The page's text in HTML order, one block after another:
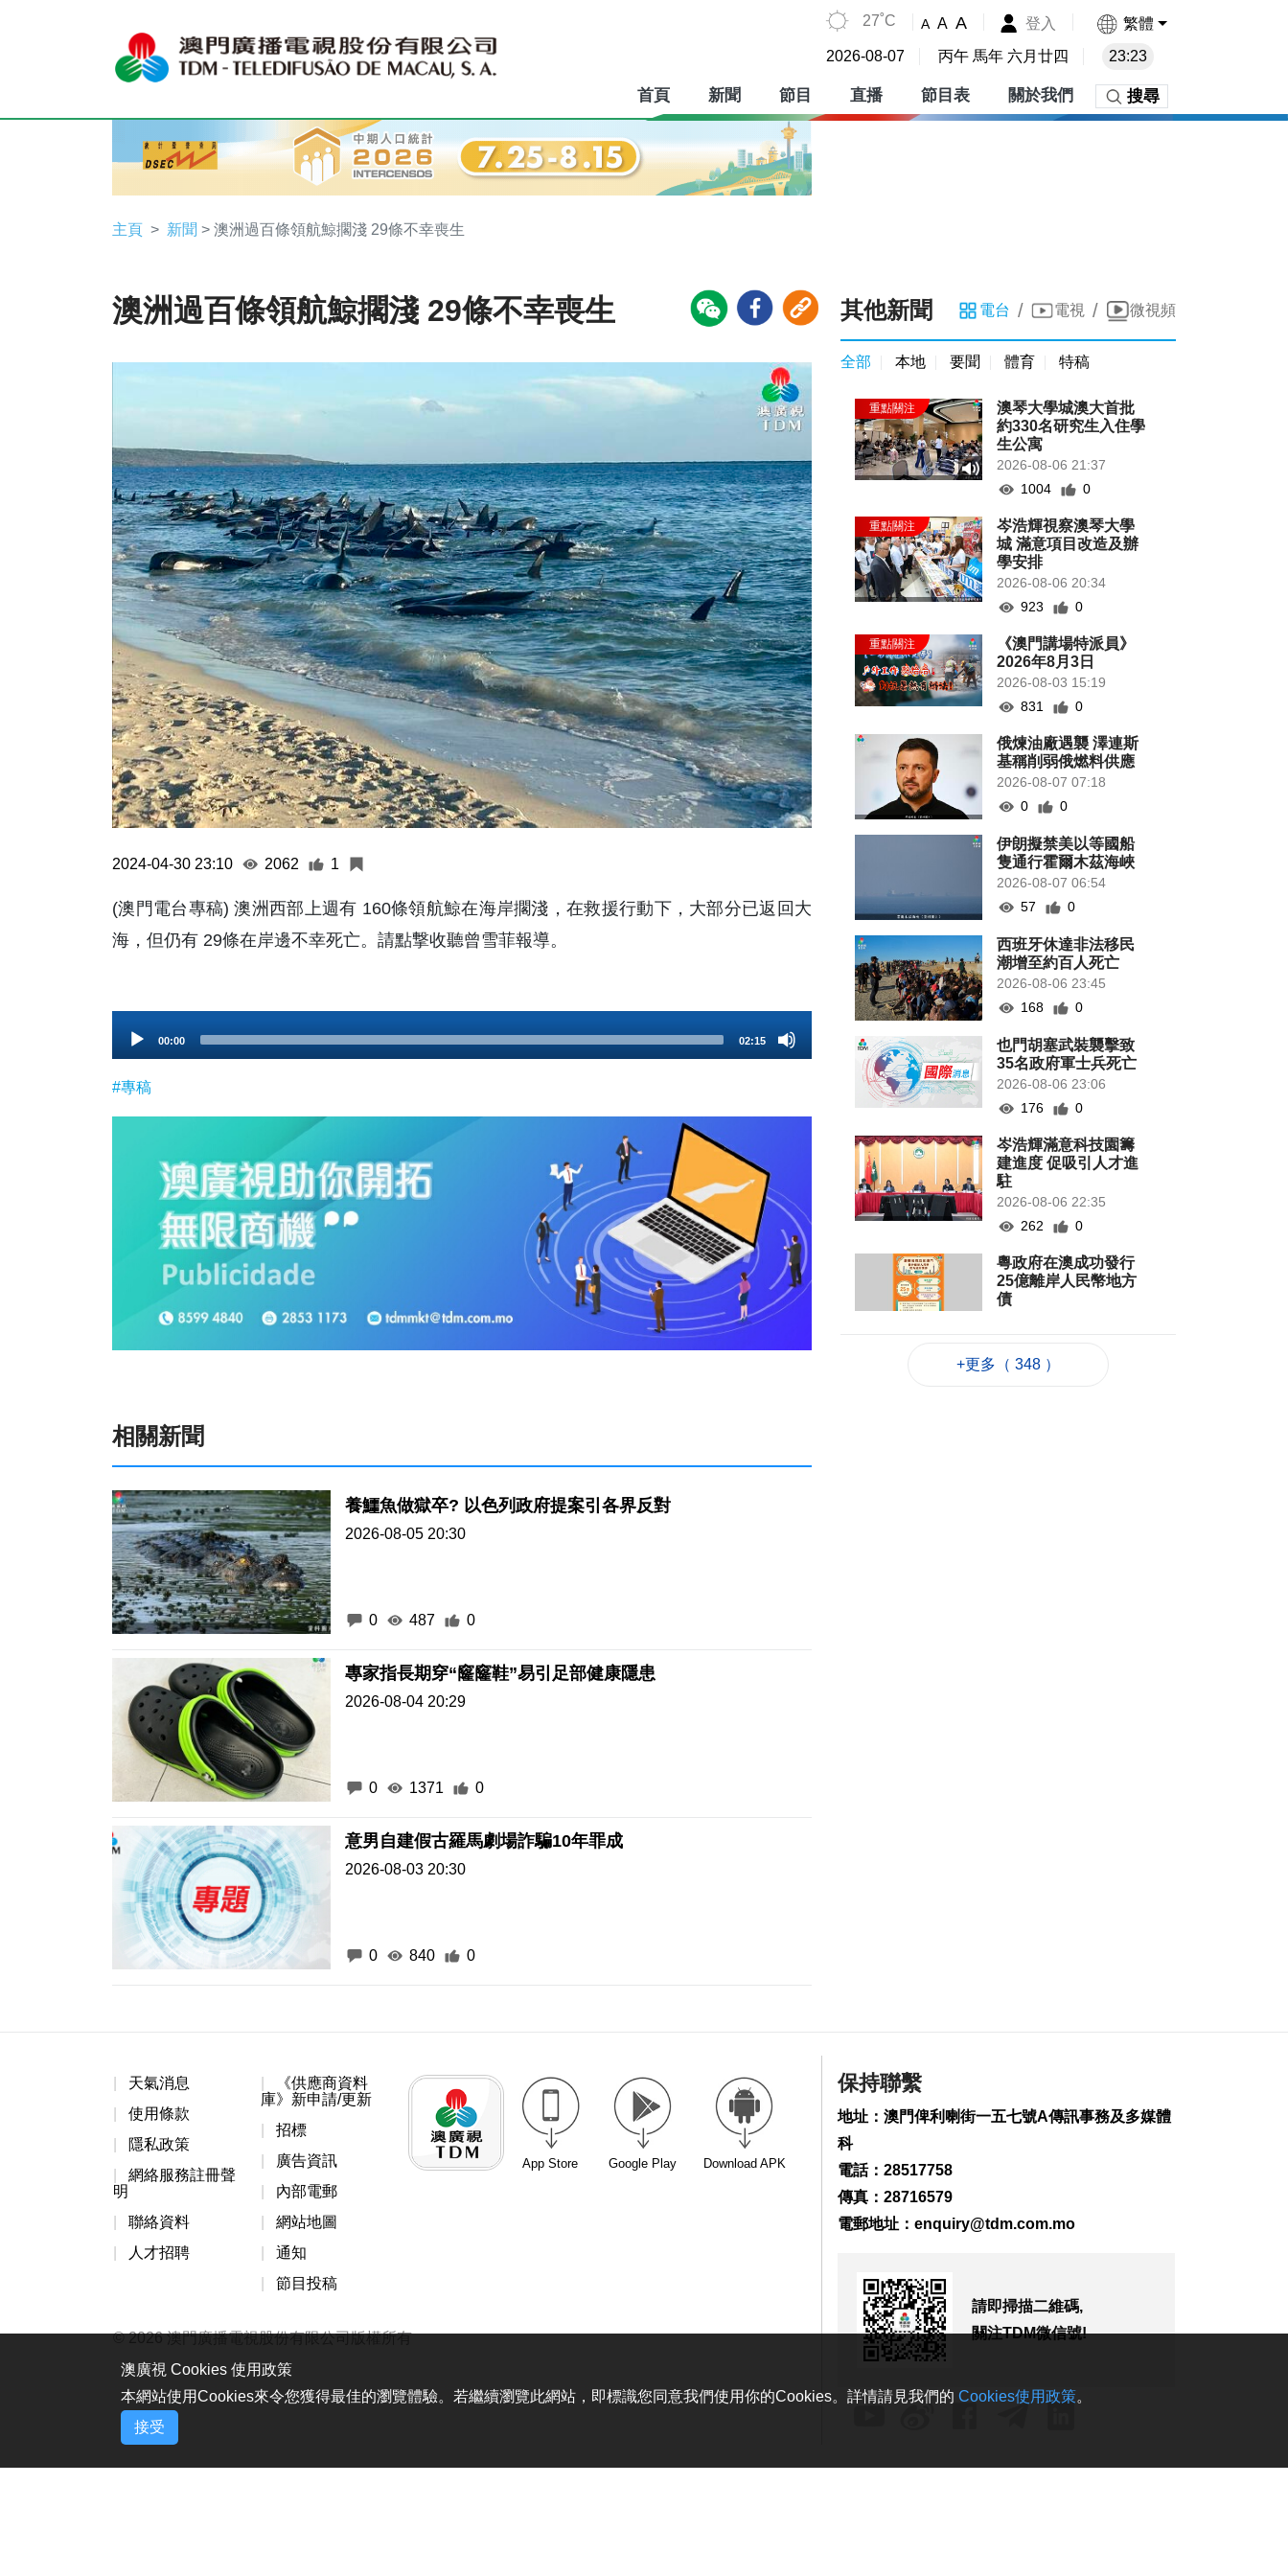
27˚C A A A 登入 繁體
2026-08-07 丙午 馬年 六月廿四 23:23
首頁 新聞 節目 直播 節目表 關於我們 搜尋
主頁 新聞 > 澳洲過百條領航鯨擱淺 29條不幸喪生
澳洲過百條領航鯨擱淺 29條不幸喪生
2024-04-30 23:10 2062 1
(澳門電台專稿) 澳洲西部上週有 160條領航鯨在海岸擱淺，在救援行動下，大部分已返回大
海，但仍有 29條在岸邊不幸死亡。請點撃收聽曾雪菲報導。
Player
00:00 02:15
#專稿
相關新聞
養鱷魚做獄卒? 以色列政府提案引各界反對
2026-08-05 20:30
0 487 0
專家指長期穿“窿窿鞋”易引足部健康隱患
2026-08-04 20:29
0 1371 0
意男自建假古羅馬劇場詐騙10年罪成
2026-08-03 20:30
0 840 0
其他新聞 電台 / 電視 / 微視頻
全部 本地 要聞 體育 特稿
澳琴大學城澳大首批
約330名研究生入住學
生公寓
2026-08-06 21:37
1004
0
岑浩輝視察澳琴大學
城 滿意項目改造及辦
學安排
2026-08-06 20:34
923
0
《澳門講場特派員》
2026年8月3日
2026-08-03 15:19
831
0
俄煉油廠遇襲 澤連斯
基稱削弱俄燃料供應
2026-08-07 07:18
0
0
伊朗擬禁美以等國船
隻通行霍爾木茲海峽
2026-08-07 06:54
57
0
西班牙休達非法移民
潮增至約百人死亡
2026-08-06 23:45
168
0
也門胡塞武裝襲擊致
35名政府軍士兵死亡
2026-08-06 23:06
176
0
岑浩輝滿意科技園籌
建進度 促吸引人才進
駐
2026-08-06 22:35
262
0
粵政府在澳成功發行
25億離岸人民幣地方
債
日浙閩沿海登陸
助潛力品牌落戶澳門
4街市14攤位競投 逾
330人參與解釋會
2026-08-06 18:40
內地傳媒公司拜訪澳
248
0
+更多（ 348 ）
天氣消息
使用條款
隱私政策
網絡服務註冊聲
明
聯絡資料
人才招聘
《供應商資料
庫》新申請/更新
招標
廣告資訊
內部電郵
網站地圖
通知
節目投稿
App Store Google Play Download APK
© 2026 澳門廣播電視股份有限公司版權所有
保持聯繫
地址：澳門俾利喇街一五七號A傳訊事務及多媒體
科
電話：28517758
傳真：28716579
電郵地址： enquiry@tdm.com.mo
請即掃描二維碼,
關注TDM微信號!
澳廣視 Cookies 使用政策
本網站使用Cookies來令您獲得最佳的瀏覽體驗。若繼續瀏覽此網站，即標識您同意我們使用你的Cookies。詳情請見我們的 Cookies使用政策。
接受